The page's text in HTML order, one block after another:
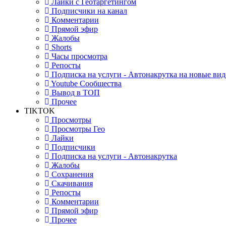
Лайки с Геотаргетингом
Подписчики на канал
Комментарии
Прямой эфир
Жалобы
Shorts
Часы просмотра
Репосты
Подписка на услуги - Автонакрутка на новые
Youtube Сообщества
Вывод в ТОП
Прочее
TIKTOK
Просмотры
Просмотры Гео
Лайки
Подписчики
Подписка на услуги - Автонакрутка
Жалобы
Сохранения
Скачивания
Репосты
Комментарии
Прямой эфир
Прочее